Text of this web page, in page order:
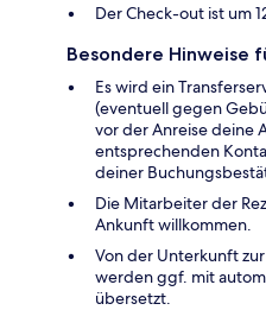
Der Check-out ist um
Besondere Hinweise
Es wird ein
(eventuell gegen
vor der Anreise deine
entsprechenden
deiner
Die Mitarbeiter der
Ankunft willkommen.
Von der Unterkunft
werden ggf. mit
übersetzt.